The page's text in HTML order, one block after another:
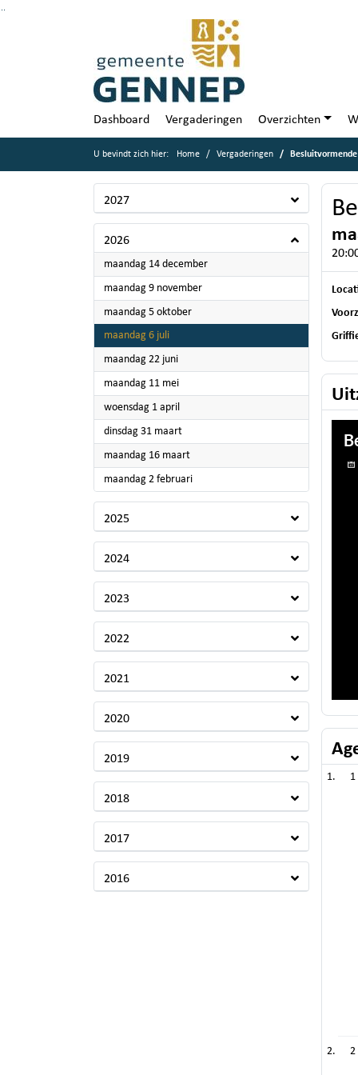
Dashboard Vergaderingen Overzichten
U bevindt zich hier: Home Vergaderingen
2027
2026
maandag 14 december2026
maandag 9 november2026
maandag 5 oktober2026
maandag 6 juli2026
maandag 22 juni2026
maandag 11 mei2026
woensdag 1 april
dinsdag 31 maart2026
maandag 16 maart2026
maandag 2 februari2026
2025
2024
2023
2022
2021
2020
2019
2018
2017
2016
1
2